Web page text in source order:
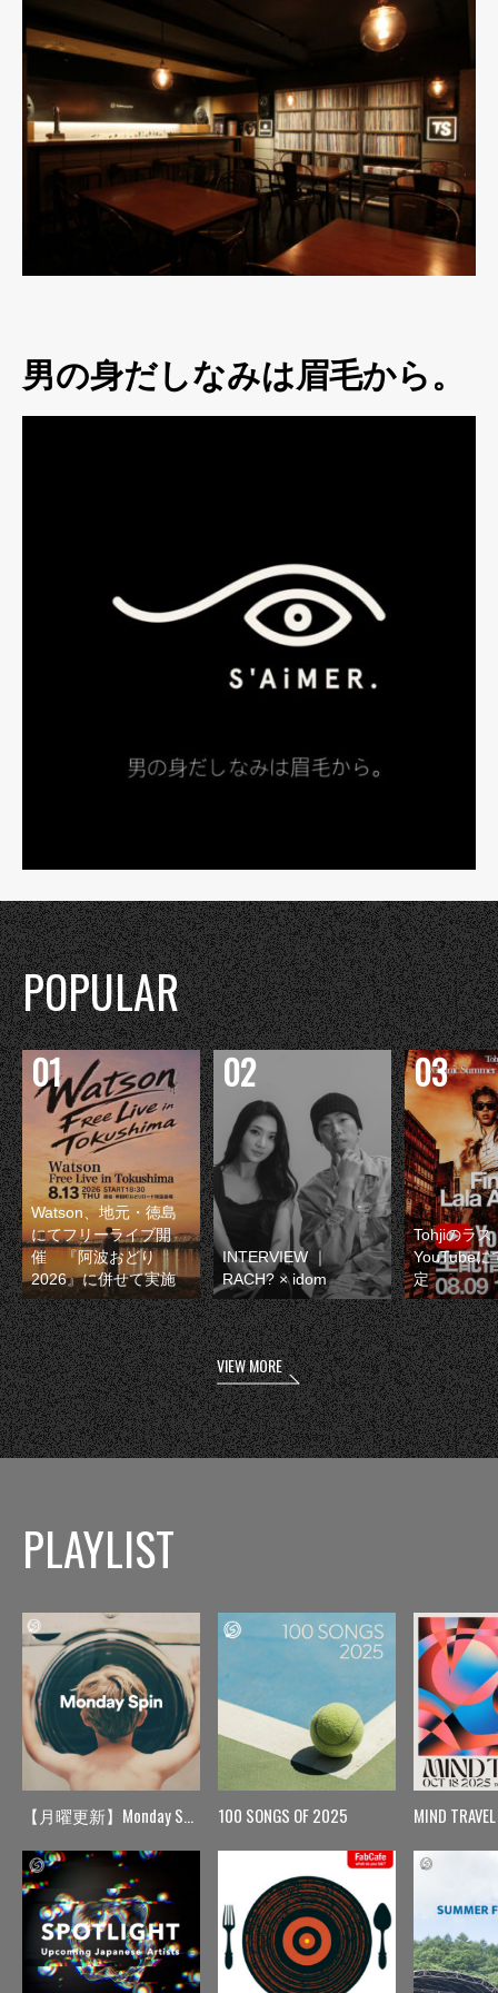
男の身だしなみは眉毛から。
POPULAR
Watson、地元・徳島
にてフリーライブ開
催 『阿波おどり
2026』に併せて実施
INTERVIEW ｜
RACH? × idom
Tohjiのラス
YouTubeに
定
VIEW MORE
PLAYLIST
【月曜更新】Monday Spin 100 SONGS OF 2025 MIND TRAVEL